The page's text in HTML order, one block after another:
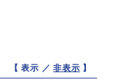
【 表示 ／非表示 】